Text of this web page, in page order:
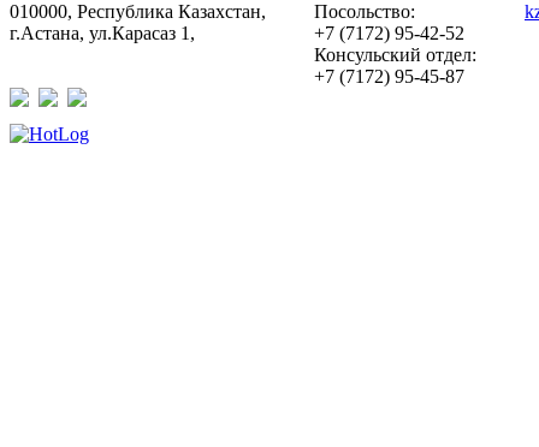
010000, Республика Казахстан,
г.Астана, ул.Карасаз 1,
Посольство:
+7 (7172) 95-42-52
Консульский отдел:
+7 (7172) 95-45-87